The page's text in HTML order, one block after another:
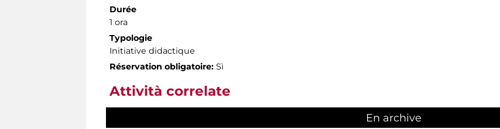
Durée
1 ora
Typologie
Initiative didactique
Réservation obligatoire: Sì
Attività correlate
En archive